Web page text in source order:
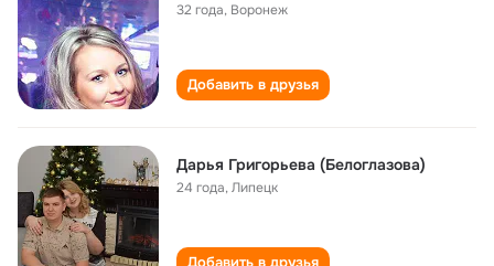
32 года, Воронеж
Добавить в друзья
Дарья Григорьева (Белоглазова)
24 года,Липецк
Добавить в друзья